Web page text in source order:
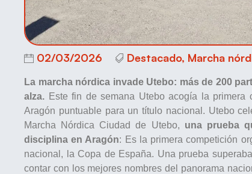
02/03/2026 Destacado, Marcha
La marcha nórdica invade Utebo: más de 200
alza. Este fin de semana Utebo acogía la primera
Aragón puntuable para un título nacional. Utebo
Marcha Nórdica Ciudad de Utebo, una prueba
disciplina en Aragón: Es la primera competición
nacional, la Copa de España. Una prueba
contar con los mejores nombres del panorama